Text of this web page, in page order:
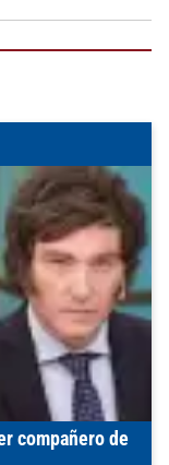
compañero de